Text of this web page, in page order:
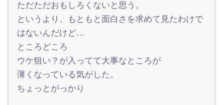
ただただおもしろくないと思う。
というより、もともと面白さを求めて見たわけで
はないんだけど…
ところどころ
ウケ狙い？が入ってて大事なところが
薄くなっている気がした。
ちょっとがっかり